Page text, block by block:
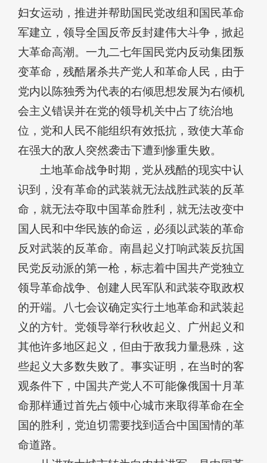
妇女运动，推进并帮助国民党改组和国民革命
军建立，领导全国反帝反封建伟大斗争，掀起
大革命高潮。一九二七年国民党内反动集团叛
变革命，残酷屠杀共产党人和革命人民，由于
党内以陈独秀为代表的右倾思想发展为右倾机
会主义错误并在党的领导机关中占了统治地
位，党和人民不能组织有效抵抗，致使大革命
在强大的敌人突然袭击下遭到惨重失败。
土地革命战争时期，党从残酷的现实中认
识到，没有革命的武装就无法战胜武装的反革
命，就无法夺取中国革命胜利，就无法改变中
国人民和中华民族的命运，必须以武装的革命
反对武装的反革命。南昌起义打响武装反抗国
民党反动派的第一枪，标志着中国共产党独立
领导革命战争、创建人民军队和武装夺取政权
的开端。八七会议确定实行土地革命和武装起
义的方针。党领导举行秋收起义、广州起义和
其他许多地区起义，但由于敌我力量悬殊，这
些起义大多数失败了。事实证明，在当时的客
观条件下，中国共产党人不可能像俄国十月革
命那样通过首先占领中心城市来取得革命在全
国的胜利，党迫切需要找到适合中国国情的革
命道路。